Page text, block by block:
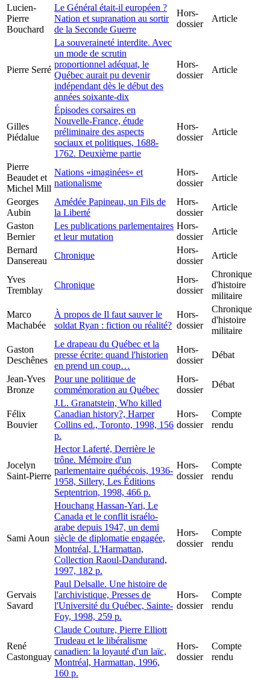
Lucien-
Pierre
Bouchard
Le Général était-il européen ?
Nation et supranation au sortir
de la Seconde Guerre
Hors-
dossier
Article
Pierre Serré
La souveraineté interdite. Avec
un mode de scrutin
proportionnel adéquat, le
Québec aurait pu devenir
indépendant dès le début des
années soixante-dix
Hors-
dossier
Article
Gilles
Piédalue
Épisodes corsaires en
Nouvelle-France, étude
préliminaire des aspects
sociaux et politiques, 1688-
1762. Deuxième partie
Hors-
dossier
Article
Pierre
Beaudet et
Michel Mill
Nations «imaginées» et
nationalisme
Hors-
dossier
Article
Georges
Aubin
Amédée Papineau, un Fils de
la Liberté
Hors-
dossier
Article
Gaston
Bernier
Les publications parlementaires
et leur mutation
Hors-
dossier
Article
Bernard
Dansereau
Chronique
Hors-
dossier
Article
Yves
Tremblay
Chronique
Hors-
dossier
Chronique
d'histoire
militaire
Marco
Machabée
À propos de Il faut sauver le
soldat Ryan : fiction ou réalité?
Hors-
dossier
Chronique
d'histoire
militaire
Gaston
Deschênes
Le drapeau du Québec et la
presse écrite: quand l'historien
en prend un coup…
Hors-
dossier
Débat
Jean-Yves
Bronze
Pour une politique de
commémoration au Québec
Hors-
dossier
Débat
Félix
Bouvier
J.L. Granatstein, Who killed
Canadian history?, Harper
Collins ed., Toronto, 1998, 156
p.
Hors-
dossier
Compte
rendu
Jocelyn
Saint-Pierre
Hector Laferté, Derrière le
trône. Mémoire d'un
parlementaire québécois, 1936-
1958, Sillery, Les Éditions
Septentrion, 1998, 466 p.
Hors-
dossier
Compte
rendu
Sami Aoun
Houchang Hassan-Yari, Le
Canada et le conflit israélo-
arabe depuis 1947, un demi
siècle de diplomatie engagée,
Montréal, L'Harmattan,
Collection Raoul-Dandurand,
1997, 182 p.
Hors-
dossier
Compte
rendu
Gervais
Savard
Paul Delsalle. Une histoire de
l'archivistique, Presses de
l'Université du Québec, Sainte-
Foy, 1998, 259 p.
Hors-
dossier
Compte
rendu
René
Castonguay
Claude Couture, Pierre Elliott
Trudeau et le libéralisme
canadien: la loyauté d'un laïc,
Montréal, Harmattan, 1996,
160 p.
Hors-
dossier
Compte
rendu